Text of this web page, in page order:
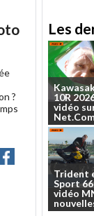
?
PartagerPartager
Les
10R
vidéo
Trident
Sport
vidéo